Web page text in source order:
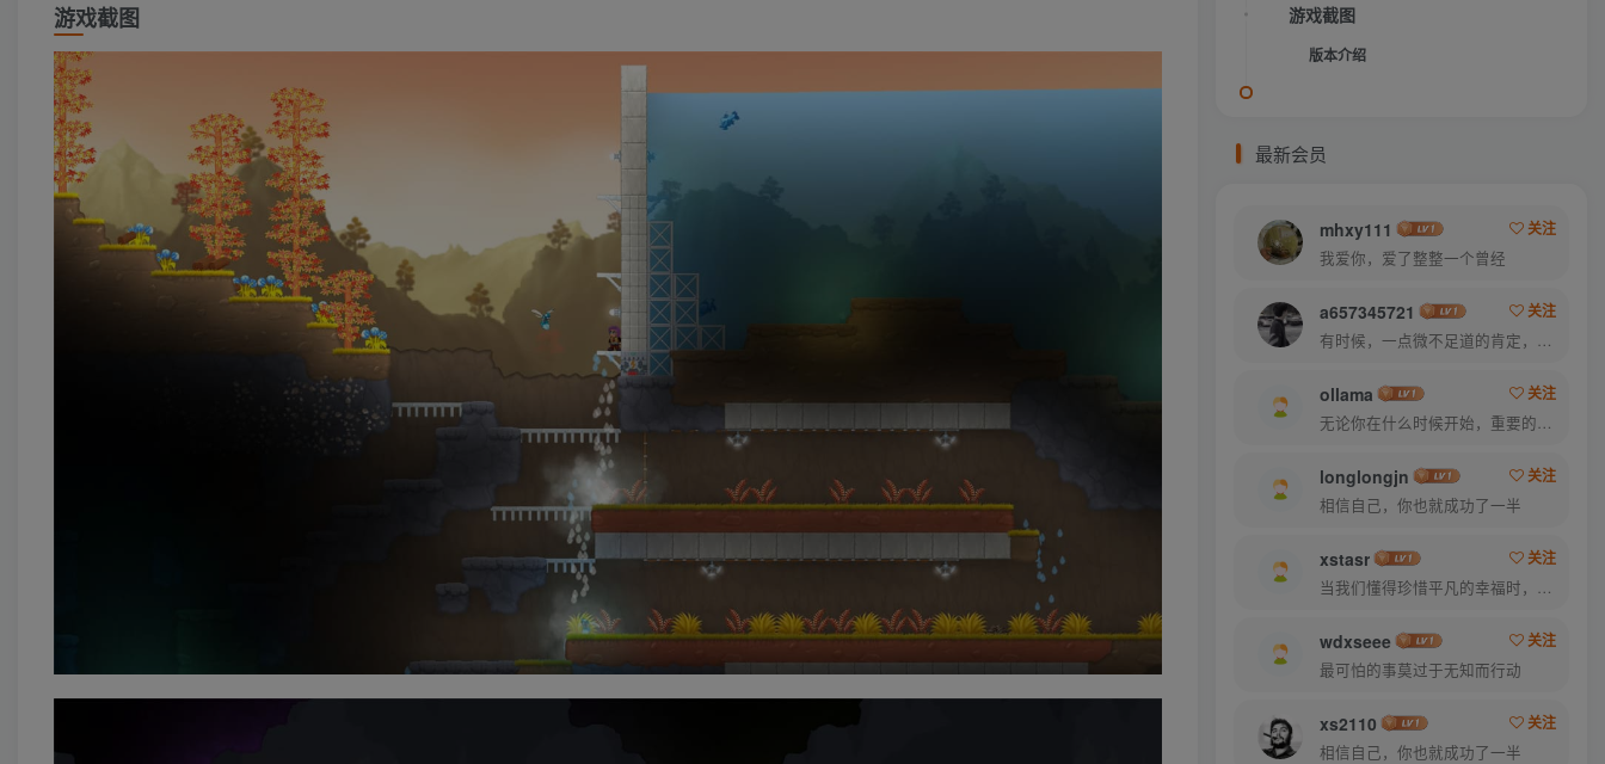
游戏截图
游戏截图
版本介绍
最新会员
mhxy111
关注
我爱你，爱了整整一个曾经
a657345721
关注
有时候，一点微不足道的肯定，对我却意义非凡
ollama
关注
无论你在什么时候开始，重要的是开始之后就不要停止
longlongjn
关注
相信自己，你也就成功了一半
xstasr
关注
当我们懂得珍惜平凡的幸福时，就已经成了人生的赢家
wdxseee
关注
最可怕的事莫过于无知而行动
xs2110
关注
相信自己，你也就成功了一半